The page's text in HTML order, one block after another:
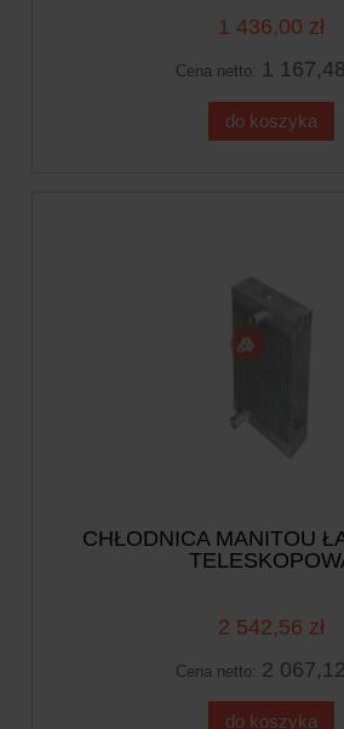
1 436,00 zł
Cena netto: 1
do koszyka
CHŁODNICA MANITOU
2 542,56 zł
Cena netto: 2
do koszyka